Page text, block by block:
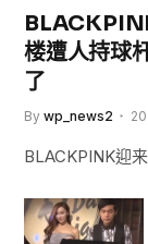
楼遭人持球
了
By wp_news2
BLACKPINK迎